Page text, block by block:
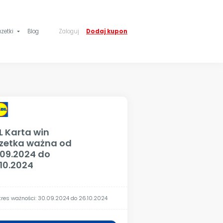
arrow_drop_down Blog Zaloguj Dodaj kupon
Karta win
ważna od
do
ważności: 30.09.2024 do 26.10.2024